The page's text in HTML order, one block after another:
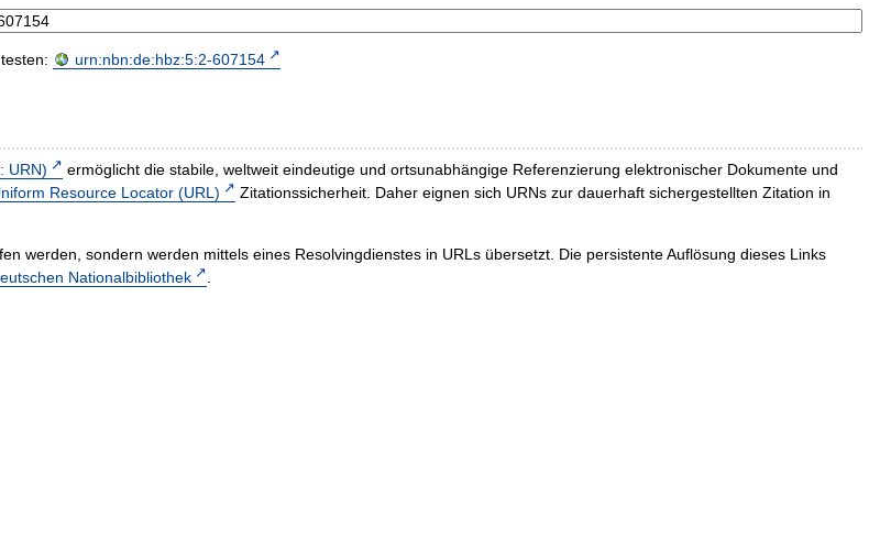
urn:nbn:de:hbz:5:2-607154
URN)
ermöglicht die stabile, weltweit eindeutige und ortsunabhängige Referenzierung elektronischer Dokumente und
Resource Locator (URL)
Zitationssicherheit. Daher eignen sich URNs zur dauerhaft sichergestellten Zitation in
werden, sondern werden mittels eines Resolvingdienstes in URLs übersetzt. Die persistente Auflösung dieses Links
Nationalbibliothek .